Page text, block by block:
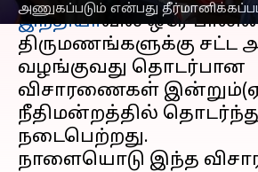
அணுகப்படும் என்பது
இந்தியாவில் ஒரே
திருமணங்களுக்கு சட்ட
வழங்குவது தொடர்பான
விசாரணைகள்
நீதிமன்றத்தில்
நடைபெற்றது.
நாளையொடு இந்த